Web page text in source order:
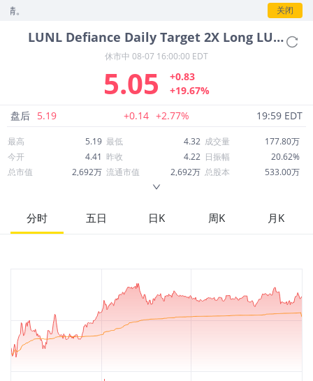
关闭
LUNL Defiance Daily Target 2X Long LUNR ETF
休市中 08-07 16:00:00 EDT
5.05
+0.83
+19.67%
盘后 5.19 +0.14 +2.77% 19:59 EDT
最高 5.19 最低 4.32 成交量
177.80万
今开
4.41 昨收 4.22 日振幅
20.62%
总市值
2,692万 流通市值 2,692万 总股本
533.00万
52周最高
56.68 市盈率
股息
分时 五日 日K 周K 月K